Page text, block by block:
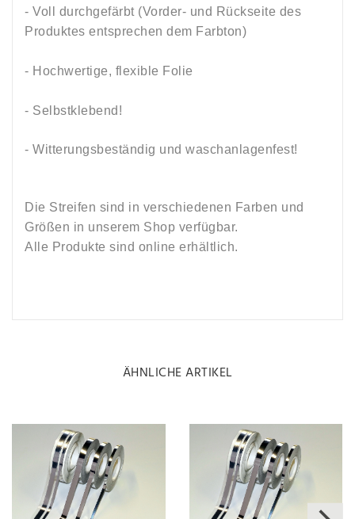
- Voll durchgefärbt (Vorder- und Rückseite des
Produktes entsprechen dem Farbton)
- Hochwertige, flexible Folie
- Selbstklebend!
- Witterungsbeständig und waschanlagenfest!
Die Streifen sind in verschiedenen Farben und
Größen in unserem Shop verfügbar.
Alle Produkte sind online erhältlich.
ÄHNLICHE ARTIKEL